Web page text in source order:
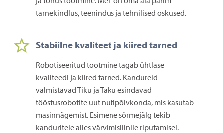
tarnekindlus, teenindus ja tehnilised oskused.
Stabiilne kvaliteet ja kiired tarned
Robotiseeritud tootmine tagab ühtlase
kvaliteedi ja kiired tarned. Kandureid
valmistavad Tiku ja Taku esindavad
tööstusrobotite uut nutipõlvkonda, mis kasutab
masinnägemist. Esimene sõrmejälg tekib
kanduritele alles värvimisliinile riputamisel.